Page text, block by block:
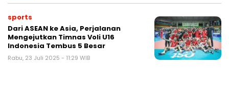
sports
Dari ASEAN ke Asia, Perjalanan
Mengejutkan Timnas Voli U16
Indonesia Tembus 5 Besar
Rabu, 23 Juli 2025 - 11:29 WIB